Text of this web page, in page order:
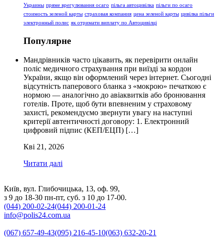
Украины пряме врегулювання осаго пільга автоцивілка пільги по осаго
стоимость зеленой карты страховая компания цена зеленой карты цивілка пільги
электронный полис як отримати виплату по Автоцивілці
Популярне
Мандрівників часто цікавить, як перевірити онлайн
поліс медичного страхування при виїзді за кордон
України, якщо він оформлений через інтернет. Сьогодні
відсутність паперового бланка з «мокрою» печаткою є
нормою — аналогічно до авіаквитків або бронювання
готелів. Проте, щоб бути впевненим у страховому
захисті, рекомендуємо звернути увагу на наступні
критерії автентичності договору: 1. Електронний
цифровий підпис (КЕП/ЕЦП) […]
Кві 21, 2026
Читати далі
Київ, вул. Глибочицька, 13, оф. 99,
з 9 до 18-30 пн-пт, суб. з 10 до 17-00.
(044) 200-02-24(044) 200-01-24
info@polis24.com.ua
(067) 657-49-43(095) 216-45-10(063) 632-20-21